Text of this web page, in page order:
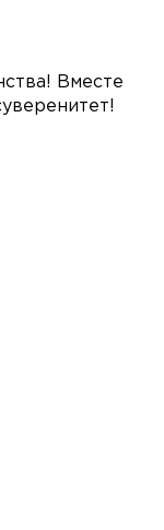
Вместе